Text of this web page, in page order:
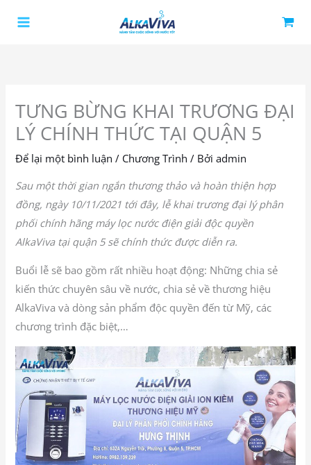
TƯNG BỪNG KHAI TRƯƠNG ĐẠI
LÝ CHÍNH THỨC TẠI QUẬN 5
Để lại một bình luận / Chương Trình / Bởiadmin
Sau một thời gian ngắn thương thảo và hoàn thiện hợp
đồng, ngày 10/11/2021 tới đây, lễ khai trương đại lý phân
phối chính hãng máy lọc nước điện giải độc quyền
AlkaViva tại quận 5 sẽ chính thức được diễn ra.
Buổi lễ sẽ bao gồm rất nhiều hoạt động: Những chia sẻ
kiến thức chuyên sâu về nước, chia sẻ về thương hiệu
AlkaViva và dòng sản phẩm độc quyền đến từ Mỹ, các
chương trình đặc biệt,…